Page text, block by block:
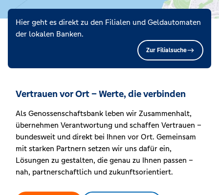
Hier geht es direkt zu den Filialen und Geldautomaten
der lokalen Banken.
Zur Filialsuche
Vertrauen vor Ort – Werte, die verbinden
Als Genossenschaftsbank leben wir Zusammenhalt,
übernehmen Verantwortung und schaffen Vertrauen –
bundesweit und direkt bei Ihnen vor Ort. Gemeinsam
mit starken Partnern setzen wir uns dafür ein,
Lösungen zu gestalten, die genau zu Ihnen passen –
nah, partnerschaftlich und zukunftsorientiert.